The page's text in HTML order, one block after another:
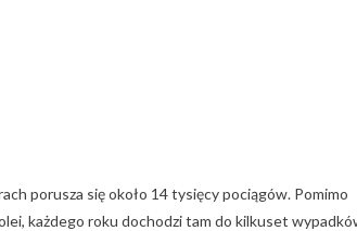
porusza się około 14 tysięcy pociągów. Pomimo
każdego roku dochodzi tam do kilkuset